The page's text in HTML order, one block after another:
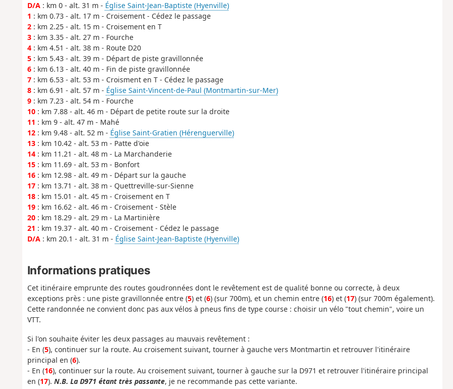
D/A: km 0 - alt. 31 m - Église Saint-Jean-Baptiste (Hyenville)
1 : km 0.73 - alt. 17 m - Croisement - Cédez le passage
2: km 2.25 - alt. 15 m - Croisement en T
3: km 3.35 - alt. 27 m - Fourche
4: km 4.51 - alt. 38 m - Route D20
5: km 5.43 - alt. 39 m - Départ de piste gravillonnée
6: km 6.13 - alt. 40 m - Fin de piste gravillonnée
7: km 6.53 - alt. 53 m - Croisment en T - Cédez le passage
8: km 6.91 - alt. 57 m - Église Saint-Vincent-de-Paul (Montmartin-sur-Mer)
9: km 7.23 - alt. 54 m - Fourche
10: km 7.88 - alt. 46 m - Départ de petite route sur la droite
11 : km 9 - alt. 47 m - Mahé
12: km 9.48 - alt. 52 m - Église Saint-Gratien (Hérenguerville)
13: km 10.42 - alt. 53 m - Patte d'oie
14: km 11.21 - alt. 48 m - La Marchanderie
15: km 11.69 - alt. 53 m - Bonfort
16: km 12.98 - alt. 49 m - Départ sur la gauche
17: km 13.71 - alt. 38 m - Quettreville-sur-Sienne
18: km 15.01 - alt. 45 m - Croisement en T
19: km 16.62 - alt. 46 m - Croisement - Stèle
20: km 18.29 - alt. 29 m - La Martinière
21 : km 19.37 - alt. 40 m - Croisement - Cédez le passage
D/A: km 20.1 - alt. 31 m - Église Saint-Jean-Baptiste (Hyenville)
Informations pratiques
Cet itinéraire emprunte des routes goudronnées dont le revêtement est de qualité bonne ou correcte, à deux
exceptions près : une piste gravillonnée entre (5) et (6) (sur 700m), et un chemin entre (16) et (17) (sur 700m également).
Cette randonnée ne convient donc pas aux vélos à pneus fins de type course : choisir un vélo "tout chemin", voire un
VTT.
Si l'on souhaite éviter les deux passages au mauvais revêtement :
- En (5), continuer sur la route. Au croisement suivant, tourner à gauche vers Montmartin et retrouver l'itinéraire
principal en (6).
- En (16), continuer sur la route. Au croisement suivant, tourner à gauche sur la D971 et retrouver l'itinéraire principal
en (17). N.B. La D971 étant très passante, je ne recommande pas cette variante.